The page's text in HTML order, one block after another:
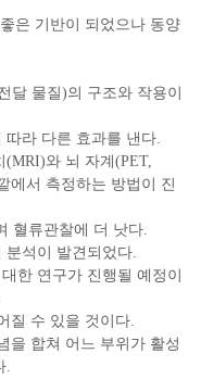
은 기반이 되었으나 동양
달 물질)의 구조와 작용이
따라 다른 효과를 낸다.
(MRI)와 뇌 자계(PET,
에서 측정하는 방법이 진
혈류관찰에 더 낫다.
분석이 발견되었다.
한 연구가 진행될 예정이
질 수 있을 것이다.
을 합쳐 어느 부위가 활성
.